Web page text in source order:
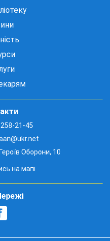
21-45
Оборони, 10
на мапі